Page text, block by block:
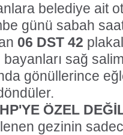
belediye ait
günü sabah
06 DST 42
sağ
gönüllerince
ÖZEL
gezinin